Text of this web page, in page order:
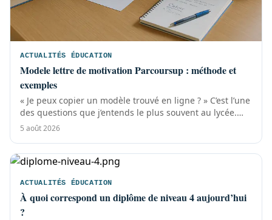
ACTUALITÉS ÉDUCATION
Modele lettre de motivation Parcoursup : méthode et
exemples
« Je peux copier un modèle trouvé en ligne ? » C’est l’une
des questions que j’entends le plus souvent au lycée.
Après plus de 12 ans...
5 août 2026
ACTUALITÉS ÉDUCATION
À quoi correspond un diplôme de niveau 4 aujourd’hui
?